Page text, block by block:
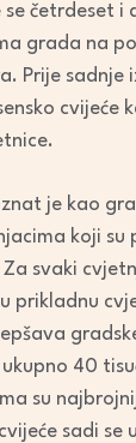
se četrdeset i
grada na
Prije sadnje
cvijeće
je kao
koji su
svaki
prikladnu
40
su
sadi se